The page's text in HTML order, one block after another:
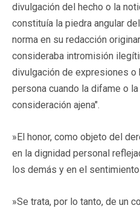
divulgación del hecho o la
constituía la piedra angular
norma en su redacción
consideraba intromisión
divulgación de expresiones o
persona cuando la difame o
consideración ajena".
»El honor, como objeto del
en la dignidad personal
los demás y en el
»Se trata, por lo tanto, de un